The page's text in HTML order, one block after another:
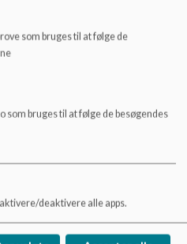
som bruges til at følge de
som bruges til at følge de besøgendes
deaktivere alle apps.